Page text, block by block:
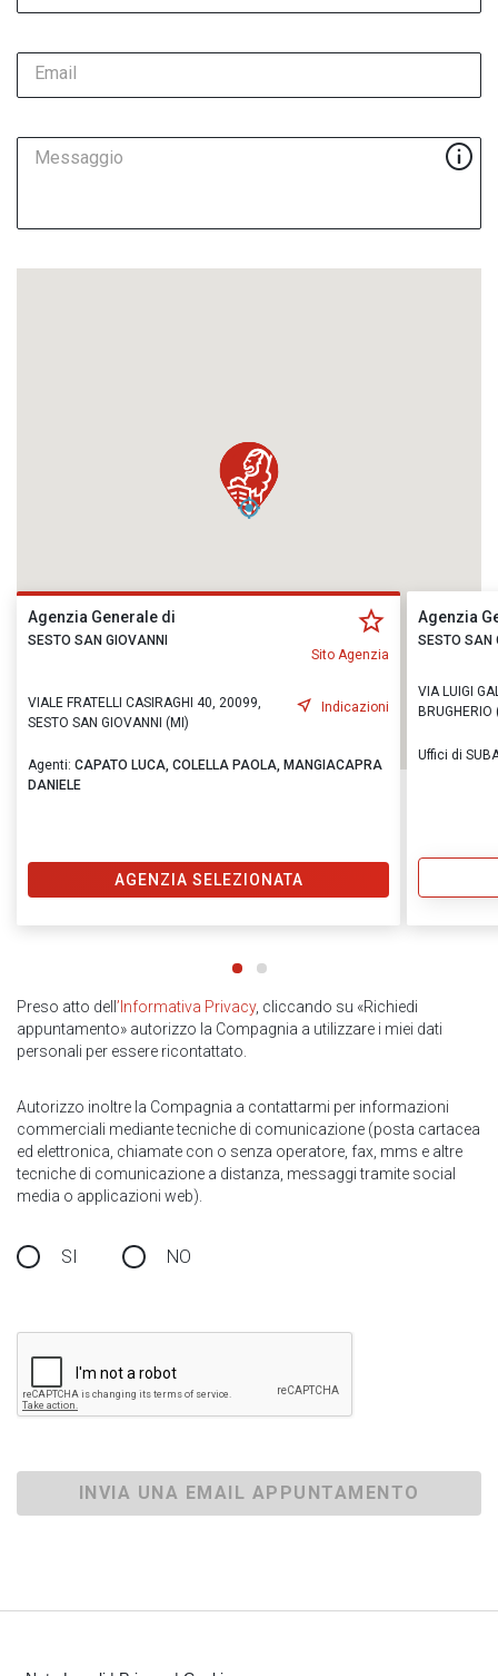
Email
Messaggio
Agenzia Generale di
SESTO SAN GIOVANNI
Sito Agenzia
VIALE FRATELLI CASIRAGHI 40, 20099,
SESTO SAN GIOVANNI (MI)
Indicazioni
Agenti: CAPATO LUCA, COLELLA PAOLA, MANGIACAPRA
DANIELE
AGENZIA SELEZIONATA
Agenzia
SESTO SAN
VIA LUIGI
BRUGHERIO
Uffici di
Preso atto dell ’Informativa Privacy, cliccando su «Richiedi
appuntamento» autorizzo la Compagnia a utilizzare i miei dati
personali per essere ricontattato.
Autorizzo inoltre la Compagnia a contattarmi per informazioni
commerciali mediante tecniche di comunicazione (posta cartacea
ed elettronica, chiamate con o senza operatore, fax, mms e altre
tecniche di comunicazione a distanza, messaggi tramite social
media o applicazioni web).
SI NO
INVIA UNA EMAIL APPUNTAMENTO